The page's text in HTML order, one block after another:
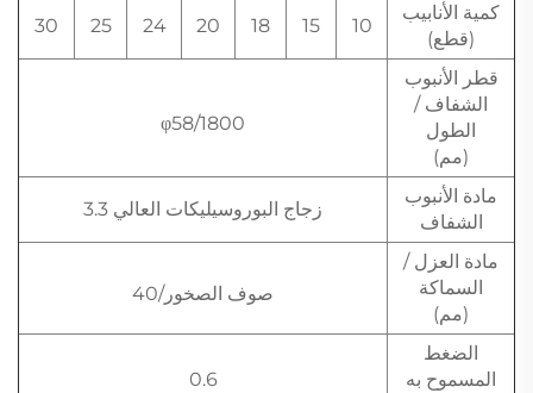
كمية الأنابيب
(قطع)
10
15
18
20
24
25
30
قطر الأنبوب
الشفاف /
الطول
(مم)
φ58/1800
مادة الأنبوب
الشفاف
زجاج البوروسيليكات العالي 3.3
مادة العزل /
السماكة
(مم)
صوف الصخور/40
الضغط
المسموح به
0.6